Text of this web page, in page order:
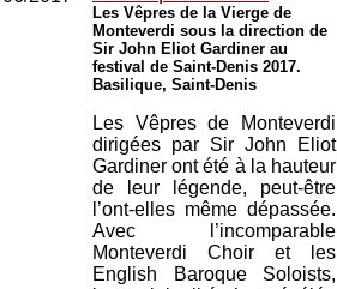
Les Vêpres de la Vierge de
Monteverdi sous la direction de
Sir John Eliot Gardiner au
festival de Saint-Denis 2017.
Basilique, Saint-Denis
Les Vêpres de Monteverdi
dirigées par Sir John Eliot
Gardiner ont été à la hauteur
de leur légende, peut-être
l’ont-elles même dépassée.
Avec l’incomparable
Monteverdi Choir et les
English Baroque Soloists,